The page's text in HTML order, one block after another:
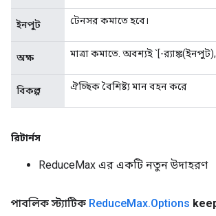
ইনপুট টেনসর কমাতে হবে।
অক্ষ মাত্রা কমাতে. অবশ্যই `[-
বিকল্প ঐচ্ছিক বৈশিষ্ট্য মান বহন করে
রিটার্নস
ReduceMax এর একটি নতুন উদাহরণ
পাবলিক স্ট্যাটিক ReduceMax.Options